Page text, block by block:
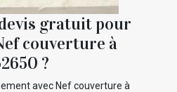
gratuit pour
couverture à
?
avec Nef couverture à